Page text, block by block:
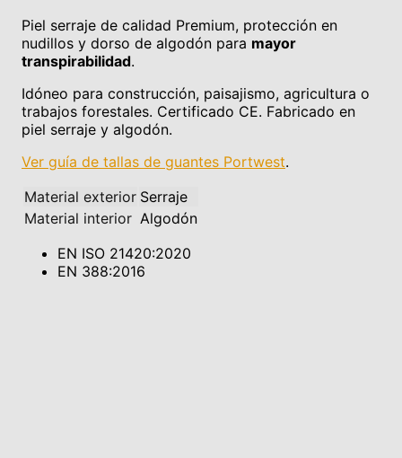
Piel serraje de calidad Premium, protección en
nudillos y dorso de algodón para mayor
transpirabilidad.
Idóneo para construcción, paisajismo, agricultura o
trabajos forestales. Certificado CE. Fabricado en
piel serraje y algodón.
Ver guía de tallas de guantes Portwest.
Material exterior Serraje
Material interior Algodón
EN ISO 21420:2020
EN 388:2016